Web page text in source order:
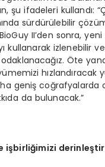
şu ifadeleri kullandı:
sürdürülebilir
II’den sonra, yeni
kullanarak izlenebilir
Öte
hızlandıracak
geniş coğrafyalarda
da bulunacak.”
işbirliğimizi